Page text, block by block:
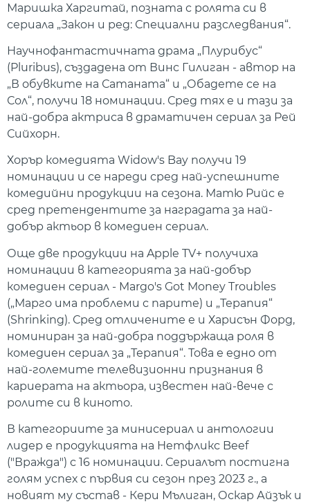
Маришка Харгитай, позната с ролята си в
сериала „Закон и ред: Специални разследвания“.
Научнофантастичната драма „Плурибус“
(Pluribus), създадена от Винс Гилиган - автор на
„В обувките на Сатаната“ и „Обадете се на
Сол“, получи 18 номинации. Сред тях е и тази за
най-добра актриса в драматичен сериал за Рей
Сийхорн.
Хорър комедията Widow's Bay получи 19
номинации и се нареди сред най-успешните
комедийни продукции на сезона. Матю Рийс е
сред претендентите за наградата за най-
добър актьор в комедиен сериал.
Още две продукции на Apple TV+ получиха
номинации в категорията за най-добър
комедиен сериал - Margo's Got Money Troubles
(„Марго има проблеми с парите) и „Терапия“
(Shrinking). Сред отличените е и Харисън Форд,
номиниран за най-добра поддържаща роля в
комедиен сериал за „Терапия“. Това е едно от
най-големите телевизионни признания в
кариерата на актьора, известен най-вече с
ролите си в киното.
В категориите за минисериал и антологии
лидер е продукцията на Нетфликс Beef
("Вражда") с 16 номинации. Сериалът постигна
голям успех с първия си сезон през 2023 г., а
новият му състав - Кери Мълиган, Оскар Айзък и